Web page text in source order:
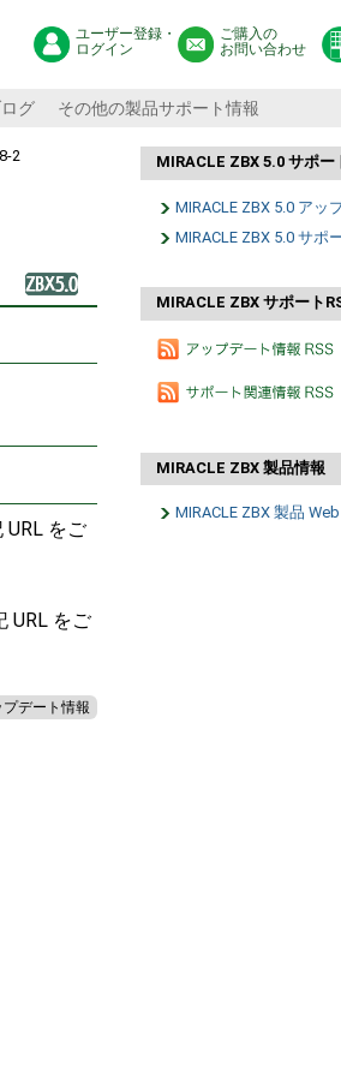
ユーザー登録・
ログイン
ご購入の
お問い合わせ
グ その他の製品サポート情報
2
URL をご
URL をご
プデート情報
MIRACLE ZBX 5.0 サポー
MIRACLE ZBX 5.0 アッ
MIRACLE ZBX 5.0 サポ
MIRACLE ZBX サポート
MIRACLE ZBX 製品情報
MIRACLE ZBX 製品